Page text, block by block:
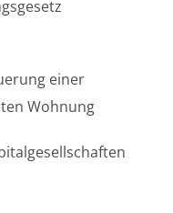
einer
Wohnung